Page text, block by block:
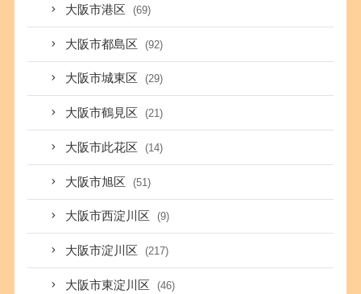
大阪市港区 (69)
大阪市都島区 (92)
大阪市城東区 (29)
大阪市鶴見区 (21)
大阪市此花区 (14)
大阪市旭区 (51)
大阪市西淀川区 (9)
大阪市淀川区 (217)
大阪市東淀川区 (46)